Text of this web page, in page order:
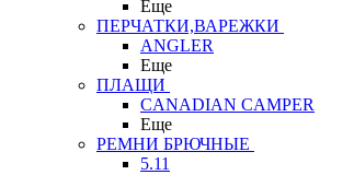
Еще
ПЕРЧАТКИ,ВАРЕЖКИ
ANGLER
Еще
ПЛАЩИ
CANADIAN CAMPER
Еще
РЕМНИ БРЮЧНЫЕ
5.11